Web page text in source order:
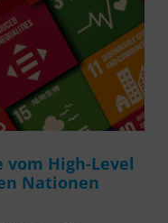
vom High-Level
Nationen